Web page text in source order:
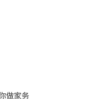
做家务